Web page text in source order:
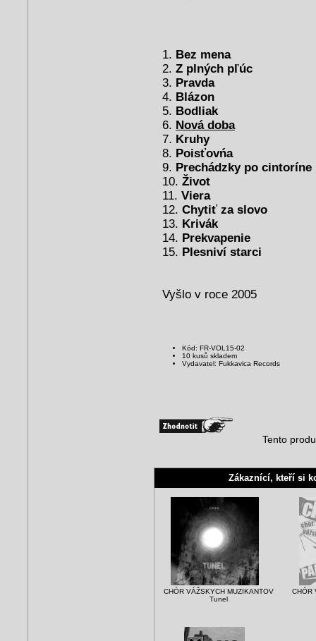
1. Bez mena
2. Z plných pľúc
3. Pravda
4. Blázon
5. Bodliak
6. Nová doba
7. Kruhy
8. Poisťovńa
9. Prechádzky po cintoríne
10. Život
11. Viera
12. Chytiť za slovo
13. Krivák
14. Prekvapenie
15. Plesniví starci
Vyšlo v roce 2005
Kód: FR-VOL15-02
10 kusů skladem
Vydavatel: Fukkavica Records
Tento
Zákaznící, kteří si
CHÓR VÁŽSKYCH MUZIKANTOV
Tunel
CHÓR